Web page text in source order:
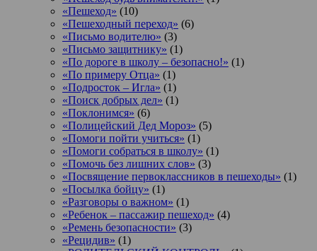
«Пешеход» (10)
«Пешеходный переход» (6)
«Письмо водителю» (3)
«Письмо защитнику» (1)
«По дороге в школу – безопасно!» (1)
«По примеру Отца» (1)
«Подросток ‒ Игла» (1)
«Поиск добрых дел» (1)
«Поклонимся» (6)
«Полицейский Дед Мороз» (5)
«Помоги пойти учиться» (1)
«Помоги собраться в школу» (1)
«Помочь без лишних слов» (3)
«Посвящение первоклассников в пешеходы» (1)
«Посылка бойцу» (1)
«Разговоры о важном» (1)
«Ребенок – пассажир пешеход» (4)
«Ремень безопасности» (3)
«Рецидив» (1)